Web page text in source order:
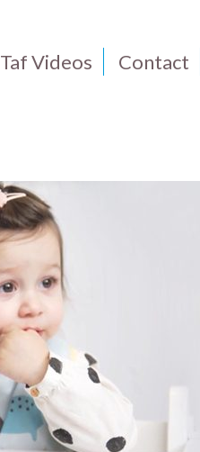
Taf Videos Contact